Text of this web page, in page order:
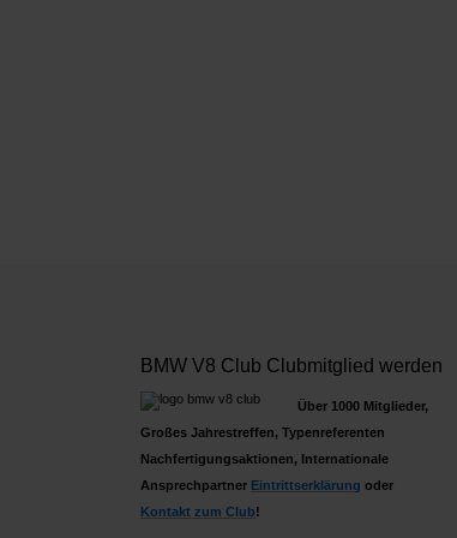
BMW V8 Club Clubmitglied werden
Über 1000 Mitglieder,
Großes Jahrestreffen, Typenreferenten
Nachfertigungsaktionen, Internationale
Ansprechpartner Eintrittserklärung oder
Kontakt zum Club!